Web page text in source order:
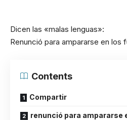
Dicen las «malas lenguas»:
Renunció para ampararse en los
Contents
Compartir
renunció para ampararse